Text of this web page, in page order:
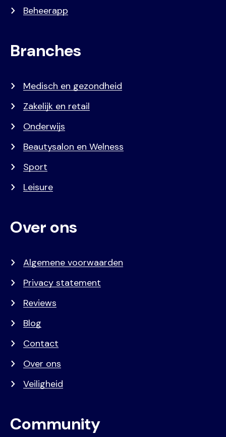
Beheerapp
Branches
Medisch en gezondheid
Zakelijk en retail
Onderwijs
Beautysalon en Welness
Sport
Leisure
Over ons
Algemene voorwaarden
Privacy statement
Reviews
Blog
Contact
Over ons
Veiligheid
Community